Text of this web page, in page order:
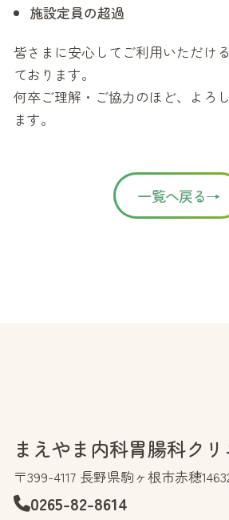
施設定員の超過
皆さまに安心してご利用いただけ
ております。
何卒ご理解・ご協力のほど、よろ
ます。
一覧へ戻る→
まえやま内科胃腸科クリ
〒399-4117 長野県駒ヶ根市赤穂
0265-82-8614